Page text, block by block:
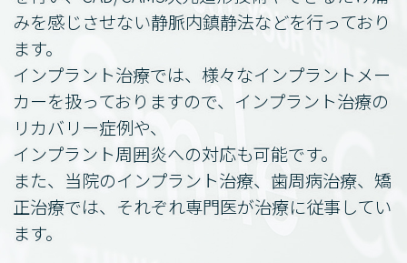
みを感じさせない静脈内鎮静法などを行っており
ます。
インプラント治療では、様々なインプラントメー
カーを扱っておりますので、インプラント治療の
リカバリー症例や、
インプラント周囲炎への対応も可能です。
また、当院のインプラント治療、歯周病治療、矯
正治療では、 それぞれ専門医が治療に従事してい
ます。